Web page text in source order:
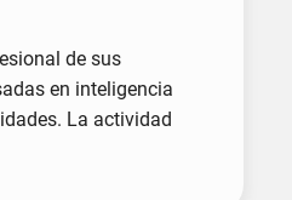
de sus
en inteligencia
La actividad